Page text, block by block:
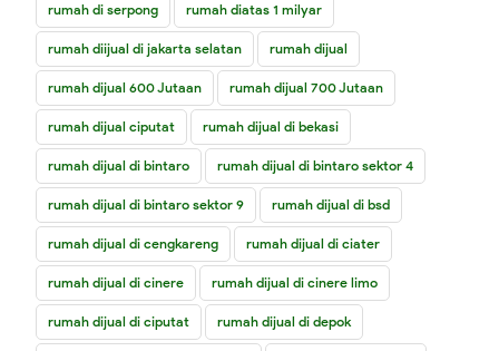
rumah di serpong rumah diatas 1 milyar
rumah diijual di jakarta selatan rumah dijual
rumah dijual 600 Jutaan rumah dijual 700 Jutaan
rumah dijual ciputat rumah dijual di bekasi
rumah dijual di bintaro rumah dijual di bintaro sektor 4
rumah dijual di bintaro sektor 9 rumah dijual di bsd
rumah dijual di cengkareng rumah dijual di ciater
rumah dijual di cinere rumah dijual di cinere limo
rumah dijual di ciputat rumah dijual di depok